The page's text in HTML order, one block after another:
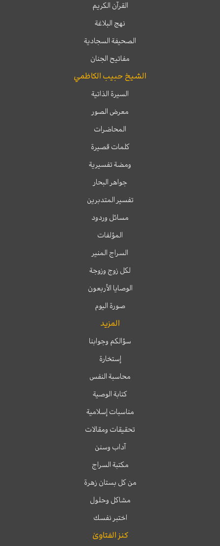
القرآن الكريم
نهج البلاغة
الصحيفة السجادية
مفاتيح الجنان
الشيخ حبيب الكاظمي
السيرة الذاتية
معرض الصور
المحاضرات
كلمات قصيرة
ومضة تفسيرية
جواهر البحار
تفسير المتدبرين
مسائل وردود
المؤلفات
السراج المنير
لكل زوج وزوجة
الوصايا الأربعون
صورة اليوم
المزيد
سؤالكم وجوابنا
إستخارة
محاسبة النفس
كتابة الوصية
مناسبات إسلامية
تحقيقات ومقالات
آداب وسنن
مكتبة السراج
من كل بستان زهرة
مشاكل وحلول
اختبر نفسك
كنز الفتاوىٰ